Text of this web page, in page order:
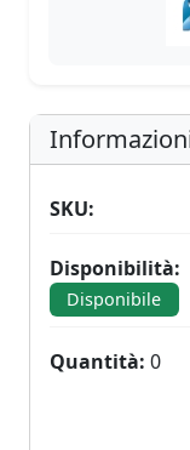
SKU:
Disponibilità:
Disponibile
Quantità: 0